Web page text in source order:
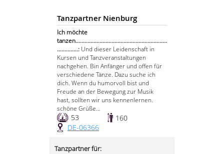
Tanzpartner Nienburg
Ich möchte
tanzen.............................................................
..............: Und dieser Leidenschaft in
Kursen und Tanzveranstaltungen
nachgehen. Bin Anfänger und offen für
verschiedene Tänze. Dazu suche ich
dich. Wenn du humorvoll bist und
Freude an der Bewegung zur Musik
hast, sollten wir uns kennenlernen.
schöne Grüße...
53
160
DE-06366
Tanzpartner für: